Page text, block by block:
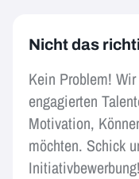
Nicht das
Kein Problem!
engagierten
Motivation,
möchten. Schick
Initiativbewerbung!